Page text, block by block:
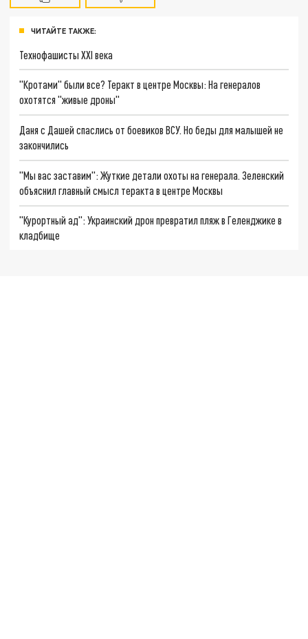
ЧИТАЙТЕ ТАКЖЕ:
Технофашисты XXI века
"Кротами" были все? Теракт в центре Москвы: На генералов
охотятся "живые дроны"
Даня с Дашей спаслись от боевиков ВСУ. Но беды для малышей не
закончились
"Мы вас заставим": Жуткие детали охоты на генерала. Зеленский
объяснил главный смысл теракта в центре Москвы
"Курортный ад": Украинский дрон превратил пляж в Геленджике в
кладбище